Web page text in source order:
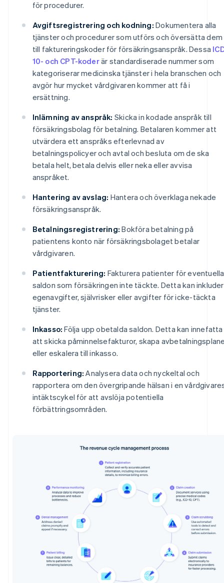
för procedurer.
Avgiftsregistrering och kodning: Dokumentera alla
tjänster och procedurer som utförs och översätta dem
till faktureringskoder för försäkringsanspråk. Dessa
10- och CPT-koderär standardiserade nummer som
kategoriserar medicinska tjänster i hela branschen och
avgör hur mycket vårdgivaren kommer att få i
ersättning.
Inlämning av anspråk: Skicka in kodade anspråk till
försäkringsbolag för betalning. Betalaren kommer att
utvärdera ett anspråks efterlevnad av
betalningspolicyer och avtal och besluta om de ska
betala helt, betala delvis eller neka eller avvisa
anspråket.
Hantering av avslag: Hantera och överklaga nekade
försäkringsanspråk.
Betalningsregistrering: Bokföra betalning på
patientens konto när försäkringsbolaget betalar
vårdgivaren.
Patientfakturering: Fakturera patienter för eventuella
saldon som försäkringen inte täckte. Detta kan
egenavgifter, självrisker eller avgifter för icke-täckta
tjänster.
Inkasso: Följa upp obetalda saldon. Detta kan innefatta
att skicka påminnelsefakturor, skapa
eller eskalera till inkasso.
Rapportering: Analysera data och nyckeltal och
rapportera om den övergripande hälsan i en
intäktscykel för att avslöja potentiella
förbättringsområden.